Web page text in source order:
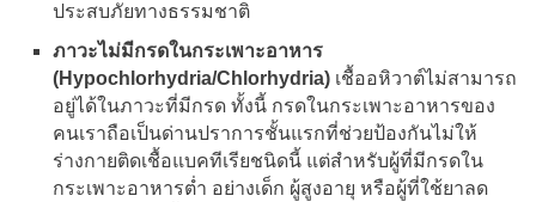
ประสบภัยทางธรรมชาติ
ภาวะไม่มีกรดในกระเพาะอาหาร
(Hypochlorhydria/Chlorhydria) เชื้ออหิวาต์ไม่สามารถ
อยู่ได้ในภาวะที่มีกรด ทั้งนี้ กรดในกระเพาะอาหารของ
คนเราถือเป็นด่านปราการชั้นแรกที่ช่วยป้องกันไม่ให้
ร่างกายติดเชื้อแบคทีเรียชนิดนี้ แต่สำหรับผู้ที่มีกรดใน
กระเพาะอาหารต่ำ อย่างเด็ก ผู้สูงอายุ หรือผู้ที่ใช้ยาลด